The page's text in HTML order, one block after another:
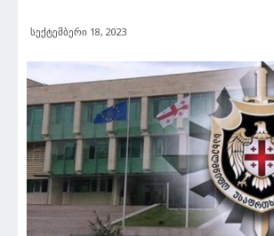
სექტემბერი 18, 2023